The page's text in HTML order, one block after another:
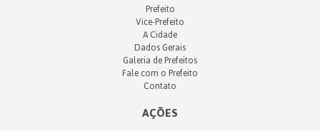
Prefeito
Vice-Prefeito
A Cidade
Dados Gerais
Galeria de Prefeitos
Fale com o Prefeito
Contato
AÇÕES